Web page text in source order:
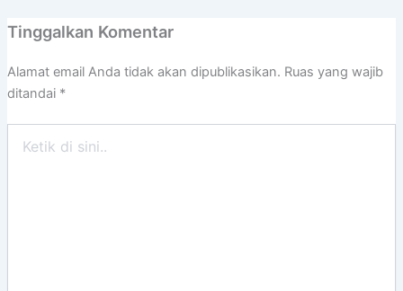
Tinggalkan Komentar
Alamat email Anda tidak akan dipublikasikan. Ruas yang wajib
ditandai *